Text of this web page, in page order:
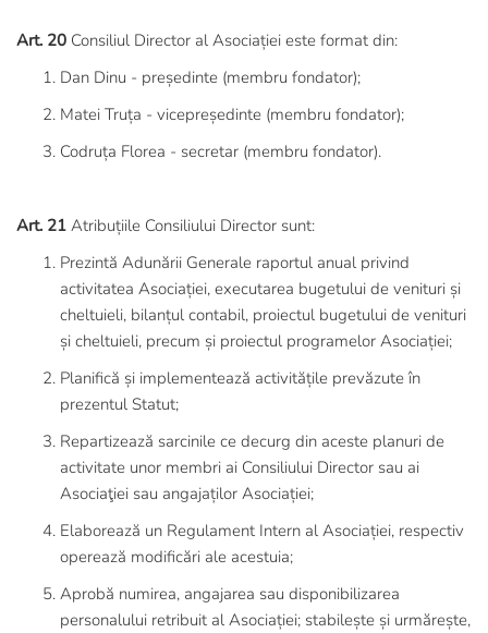
Art. 20 Consiliul Director al Asociației este format din:
Dan Dinu - președinte (membru fondator);
Matei Truța - vicepreședinte (membru fondator);
Codruța Florea - secretar (membru fondator).
Art. 21 Atribuțiile Consiliului Director sunt:
Prezintă Adunării Generale raportul anual privind
activitatea Asociației, executarea bugetului de venituri și
cheltuieli, bilanțul contabil, proiectul bugetului de venituri
și cheltuieli, precum și proiectul programelor Asociației;
Planifică și implementează activitățile prevăzute în
prezentul Statut;
Repartizează sarcinile ce decurg din aceste planuri de
activitate unor membri ai Consiliului Director sau ai
Asociaţiei sau angajaților Asociației;
Elaborează un Regulament Intern al Asociației, respectiv
operează modificări ale acestuia;
Aprobă numirea, angajarea sau disponibilizarea
personalului retribuit al Asociației; stabilește și urmărește,